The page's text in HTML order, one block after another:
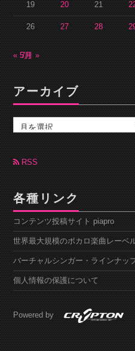
19 20 21
26 27 28
« 5月7月 »
アーカイブ
カ
ブRSS
各種リンク
コンテンツ投稿サイト piapro
世界最大規模のボカロ楽曲レーベ
バーチャルシンガー・ラインナッ
個人情報の保護について
Powered by